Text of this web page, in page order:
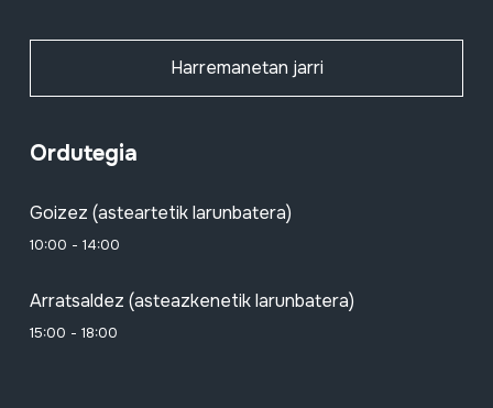
Harremanetan jarri
Ordutegia
Goizez (asteartetik larunbatera)
10:00 - 14:00
Arratsaldez (asteazkenetik larunbatera)
15:00 - 18:00